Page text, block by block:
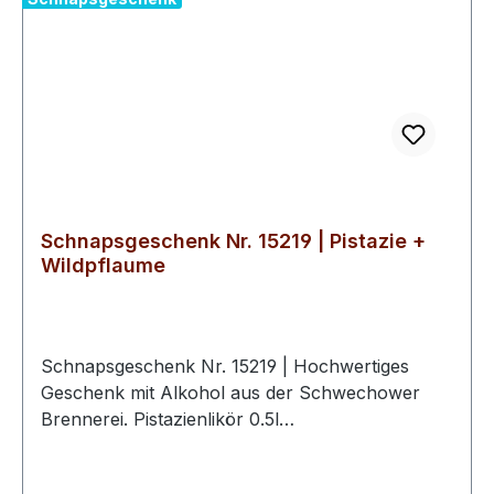
Genuss schätzen.
Schnapsgeschenk Nr. 15219 | Pistazie +
Wildpflaume
Schnapsgeschenk Nr. 15219 | Hochwertiges
Geschenk mit Alkohol aus der Schwechower
Brennerei. Pistazienlikör 0.5l